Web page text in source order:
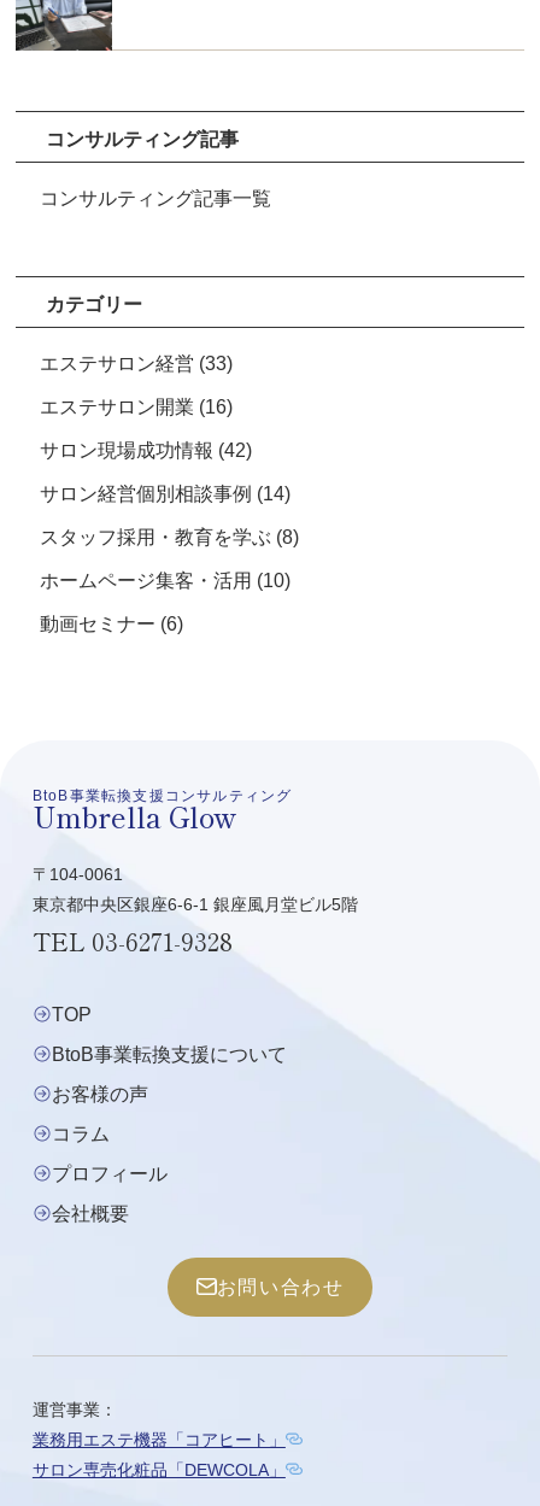
コンサルティング記事
コンサルティング記事一覧
カテゴリー
エステサロン経営 (33)
エステサロン開業 (16)
サロン現場成功情報 (42)
サロン経営個別相談事例 (14)
スタッフ採用・教育を学ぶ (8)
ホームページ集客・活用 (10)
動画セミナー (6)
BtoB事業転換支援コンサルティング
Umbrella Glow
〒104-0061
東京都中央区銀座6-6-1 銀座風月堂ビル5階
TEL 03-6271-9328
TOP
BtoB事業転換支援について
お客様の声
コラム
プロフィール
会社概要
お問い合わせ
運営事業：
業務用エステ機器「コアヒート」
サロン専売化粧品「DEWCOLA」